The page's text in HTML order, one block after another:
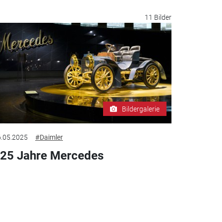
11 Bilder
Bildergalerie
#Daimler
Jahre Mercedes